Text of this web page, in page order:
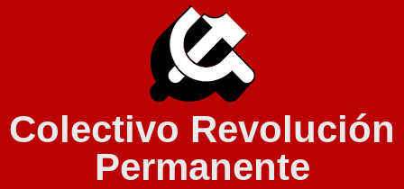
Colectivo Revolución
Permanente